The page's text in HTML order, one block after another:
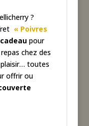
?
« Poivres
pour
chez des
toutes
offrir ou